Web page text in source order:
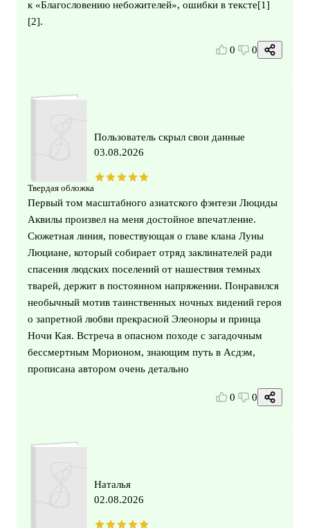
к «Благословению небожителей», ошибки в тексте[1]
[2].
0 0
Твердая обложка
Пользователь скрыл свои данные
03.08.2026
Первый том масштабного азиатского фэнтези Люциды
Аквилы произвел на меня достойное впечатление.
Сюжетная линия, повествующая о главе клана Луны
Люциане, который собирает отряд заклинателей ради
спасения людских поселений от нашествия темных
тварей, держит в постоянном напряжении. Понравился
необычный мотив таинственных ночных видений героя
о запретной любви прекрасной Элеоноры и принца
Ночи Кая. Встреча в опасном походе с загадочным
бессмертным Морионом, знающим путь в Асдэм,
прописана автором очень детально
0 0
Наталья
02.08.2026